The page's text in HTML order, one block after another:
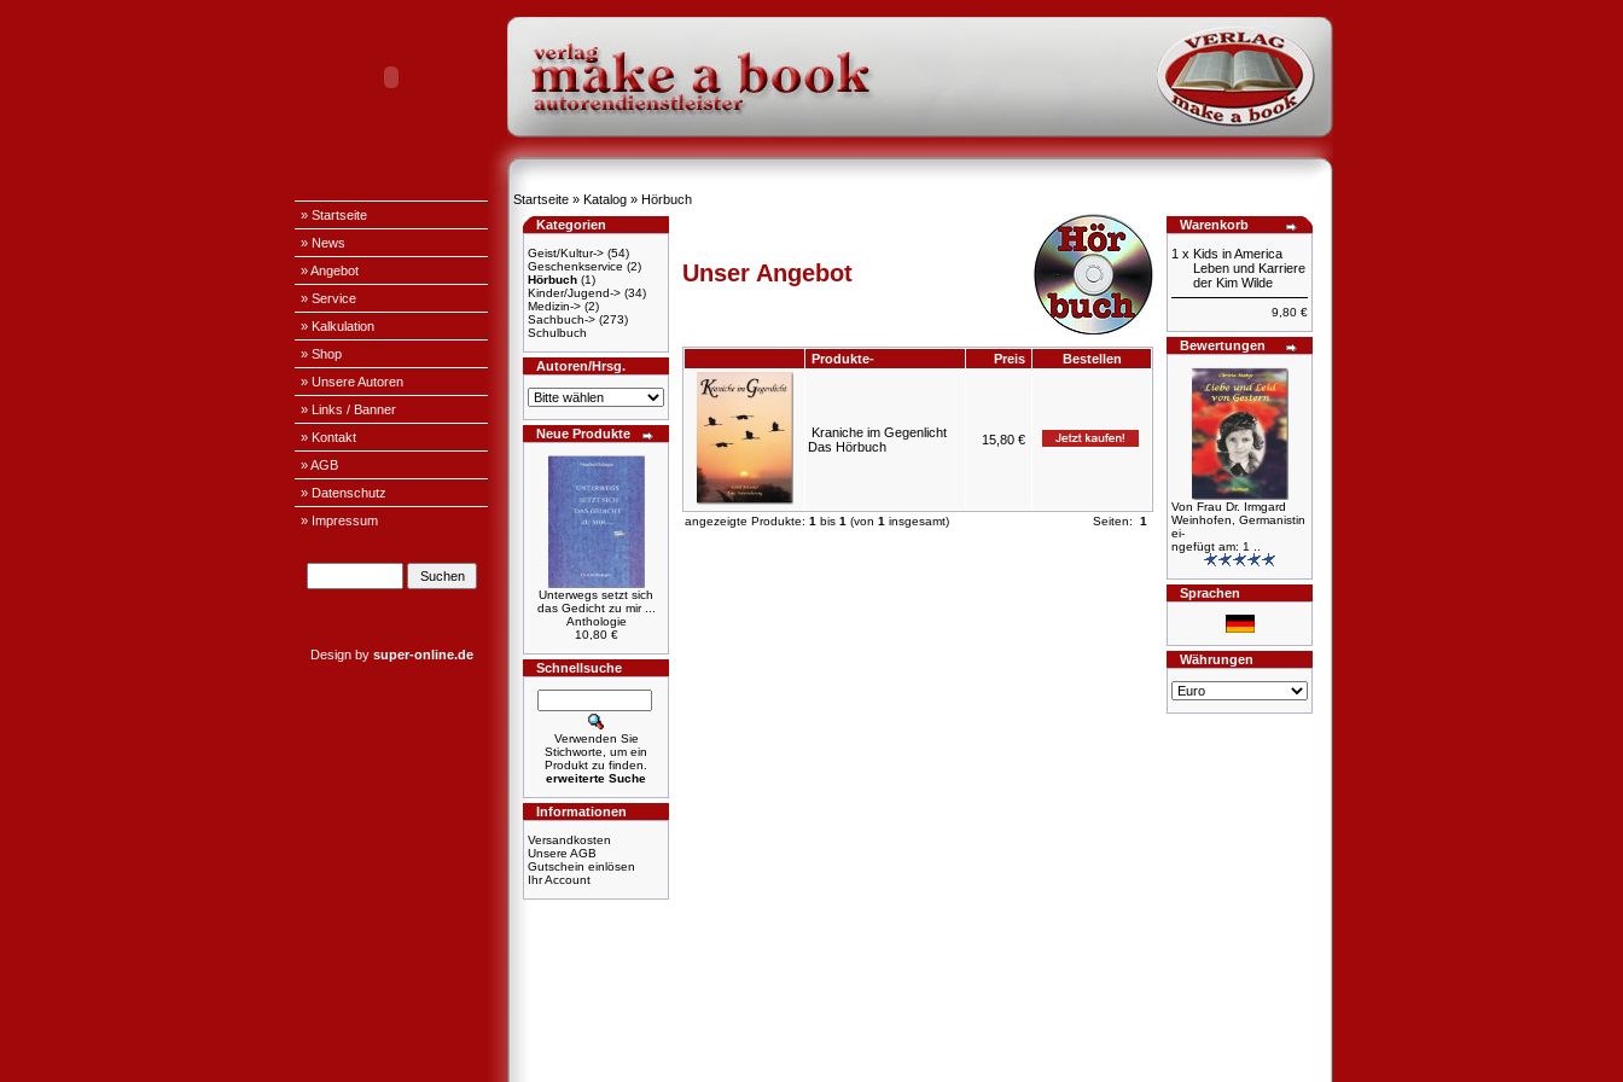
» Startseite
» News
» Angebot
» Service
» Kalkulation
» Shop
» Unsere Autoren
» Links / Banner
» Kontakt
» AGB
» Datenschutz
» Impressum
Design by super-online.de
Startseite » Katalog » Hörbuch
Kategorien
Geist/Kultur-> (54)
Geschenkservice (2)
Hörbuch (1)
Kinder/Jugend-> (34)
Medizin-> (2)
Sachbuch-> (273)
Schulbuch
Autoren/Hrsg.
Neue Produkte
Unterwegs setzt sich
das Gedicht zu mir ...
Anthologie
10,80 €
Schnellsuche
Verwenden Sie
Stichworte, um ein
Produkt zu finden.
erweiterte Suche
Informationen
Versandkosten
Unsere AGB
Gutschein einlösen
Ihr Account
Unser Angebot
Produkte- Preis Bestellen
Kraniche im Gegenlicht
Das Hörbuch
15,80 €
angezeigte Produkte: 1 bis 1 (von 1 insgesamt) Seiten: 1
Warenkorb
1 x Kids in America
Leben und Karriere
der Kim Wilde
9,80 €
Bewertungen
Von Frau Dr. Irmgard
Weinhofen, Germanistin
ei-
ngefügt am: 1 ..
Sprachen
Währungen